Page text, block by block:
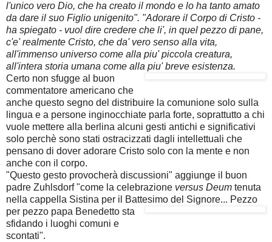
l'unico vero Dio, che ha creato il mondo e lo ha tanto amato
da dare il suo Figlio unigenito". "Adorare il Corpo di Cristo -
ha spiegato - vuol dire credere che li', in quel pezzo di pane,
c'e' realmente Cristo, che da' vero senso alla vita,
all'immenso universo come alla piu' piccola creatura,
all'intera storia umana come alla piu' breve esistenza.
Certo non sfugge al buon
commentatore americano che
anche questo segno del distribuire la comunione solo sulla
lingua e a persone inginocchiate parla forte, soprattutto a chi
vuole mettere alla berlina alcuni gesti antichi e significativi
solo perchè sono stati ostracizzati dagli intellettuali che
pensano di dover adorare Cristo solo con la mente e non
anche con il corpo.
"Questo gesto provocherà discussioni" aggiunge il buon
padre Zuhlsdorf "come la celebrazione versus Deum tenuta
nella cappella Sistina per il Battesimo del Signore... Pezzo
per pezzo papa Benedetto sta
sfidando i luoghi comuni e
scontati".